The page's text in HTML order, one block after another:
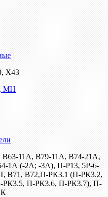
Х43
МН
В63-11А, В79-11А, В74-21А,
1А (-2А; -3А), П-Р13, 5Р-6-
В71, В72,П-РК3.1 (П-РК3.2,
П-РК3.6, П-РК3.7), П-